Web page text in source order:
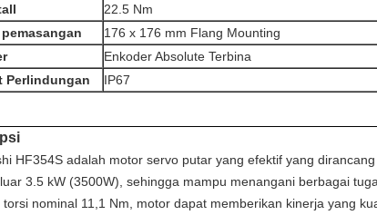
22.5 Nm
176 x 176 mm Flang Mounting
Enkoder Absolute Terbina
Perlindungan
IP67
HF354S adalah motor servo putar yang efektif yang
3.5 kW (3500W), sehingga mampu menangani berbagai
torsi nominal 11,1 Nm, motor dapat memberikan kinerja yang